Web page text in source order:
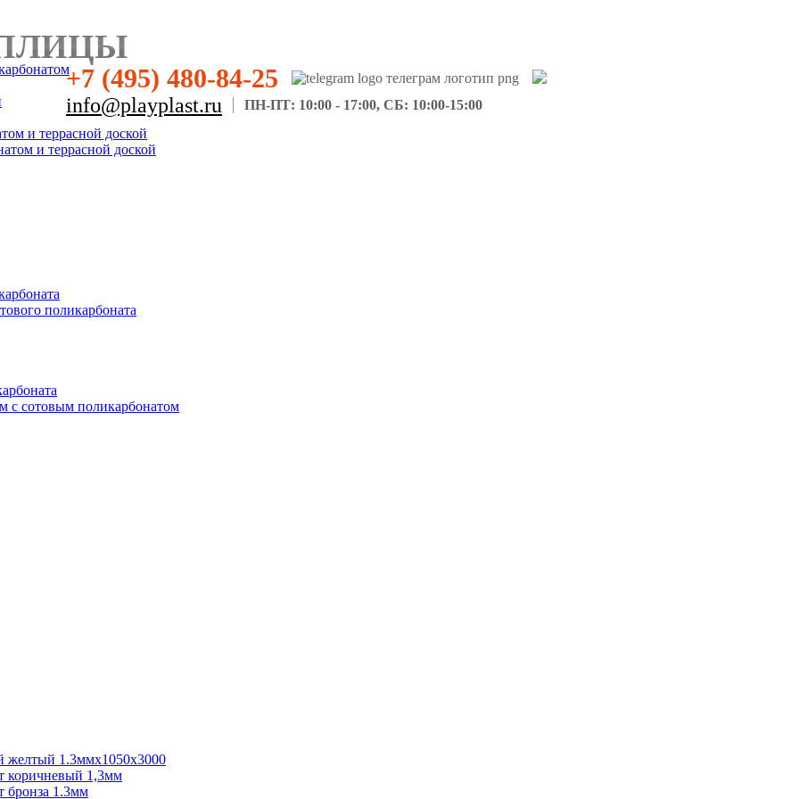
+7 (495) 480-84-25
info@playplast.ru ПН-ПТ: 10:00 - 17:00, СБ: 10:00-15:00
и террасной доской
и террасной доской
поликарбоната
с сотовым поликарбонатом
желтый 1.3ммх1050х3000
коричневый 1,3мм
бронза 1.3мм